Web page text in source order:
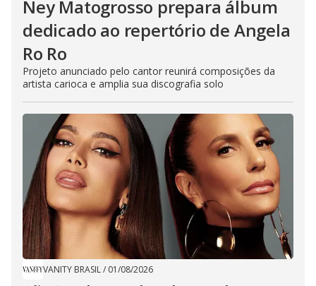
Ney Matogrosso prepara álbum
dedicado ao repertório de Angela
Ro Ro
Projeto anunciado pelo cantor reunirá composições da
artista carioca e amplia sua discografia solo
VANITY BRASIL/ 01/08/2026